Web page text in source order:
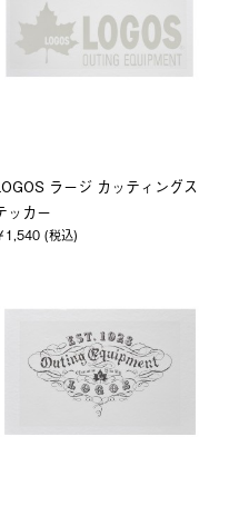
ラージ カッティングス
ッカー
1,540 (税込)